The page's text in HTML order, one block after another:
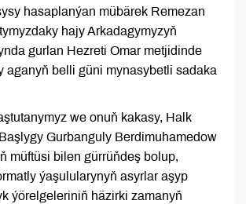
hasaplanýan mübärek Remezan
hajy Arkadagymyzyň
gurlan Hezreti Omar metjidinde
aganyň belli güni mynasybetli sadaka
we onuň kakasy, Halk
Gurbanguly Berdimuhamedow
müftüsi bilen gürrüňdeş bolup,
ýaşulularynyň asyrlar aşyp
ýörelgeleriniň häzirki zamanyň